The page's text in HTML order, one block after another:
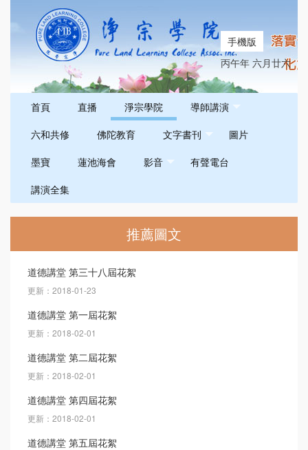
手機版
丙午年 六月廿六
首頁 直播 淨宗學院
導師講演
六和共修
佛陀教育 文字書刊
圖片
墨寶
蓮池海會 影音
有聲電台
講演全集
推薦圖文
道德講堂 第三十八屆花絮
更新：2018-01-23
道德講堂 第一屆花絮
更新：2018-02-01
道德講堂 第二屆花絮
更新：2018-02-01
道德講堂 第四屆花絮
更新：2018-02-01
道德講堂 第五屆花絮